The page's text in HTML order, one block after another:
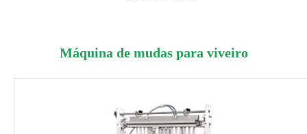
Máquina de mudas para viveiro